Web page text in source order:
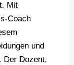
Mit
Coach
und
Der Dozent,